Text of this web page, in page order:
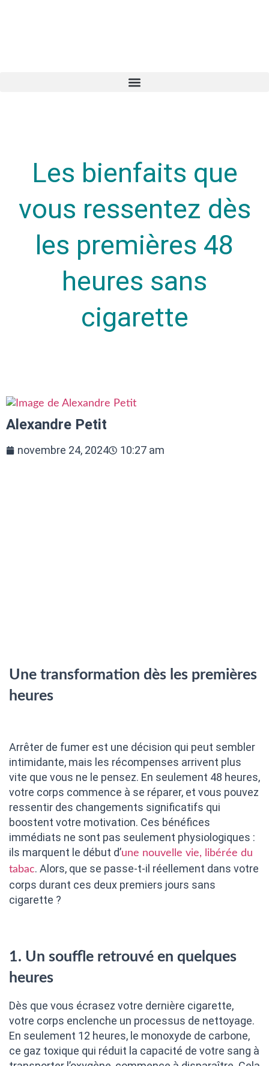
Les bienfaits que
vous ressentez dès
les premières 48
heures sans
cigarette
Alexandre Petit
novembre 24, 2024 10:27 am
Une transformation dès les premières
heures
Arrêter de fumer est une décision qui peut sembler
intimidante, mais les récompenses arrivent plus
vite que vous ne le pensez. En seulement 48 heures,
votre corps commence à se réparer, et vous pouvez
ressentir des changements significatifs qui
boostent votre motivation. Ces bénéfices
immédiats ne sont pas seulement physiologiques :
ils marquent le début d’une nouvelle vie, libérée du
tabac. Alors, que se passe-t-il réellement dans votre
corps durant ces deux premiers jours sans
cigarette ?
1. Un souffle retrouvé en quelques
heures
Dès que vous écrasez votre dernière cigarette,
votre corps enclenche un processus de nettoyage.
En seulement 12 heures, le monoxyde de carbone,
ce gaz toxique qui réduit la capacité de votre sang à